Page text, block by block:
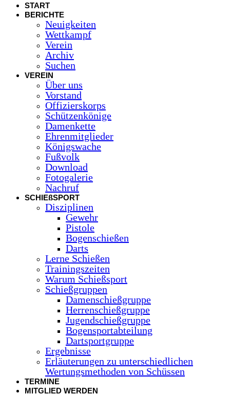
START
BERICHTE
Neuigkeiten
Wettkampf
Verein
Archiv
Suchen
VEREIN
Über uns
Vorstand
Offizierskorps
Schützenkönige
Damenkette
Ehrenmitglieder
Königswache
Fußvolk
Download
Fotogalerie
Nachruf
SCHIEßSPORT
Disziplinen
Gewehr
Pistole
Bogenschießen
Darts
Lerne Schießen
Trainingszeiten
Warum Schießsport
Schießgruppen
Damenschießgruppe
Herrenschießgruppe
Jugendschießgruppe
Bogensportabteilung
Dartsportgruppe
Ergebnisse
Erläuterungen zu unterschiedlichen
Wertungsmethoden von Schüssen
TERMINE
MITGLIED WERDEN